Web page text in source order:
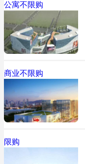
公寓不限购
商业不限购
限购